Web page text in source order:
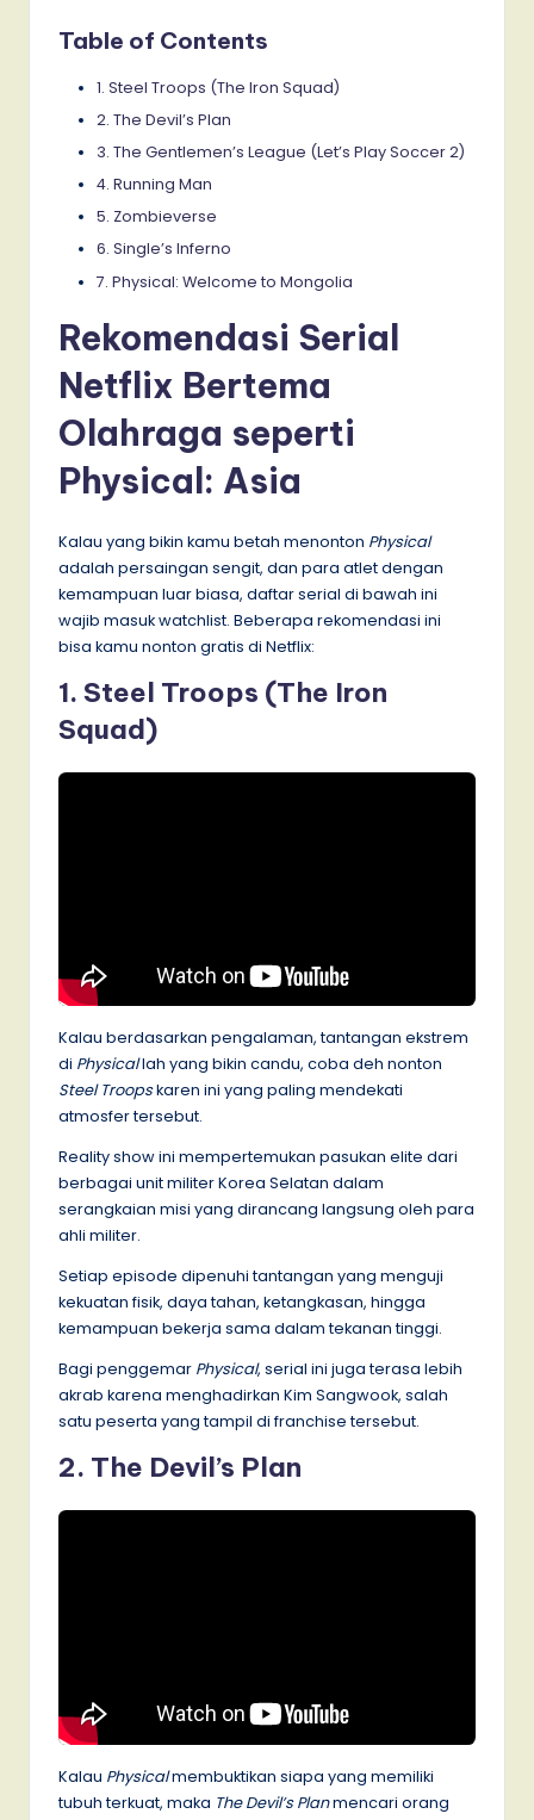
Table of Contents
1. Steel Troops (The Iron Squad)
2. The Devil’s Plan
3. The Gentlemen’s League (Let’s Play Soccer 2)
4. Running Man
5. Zombieverse
6. Single’s Inferno
7. Physical: Welcome to Mongolia
Rekomendasi Serial
Netflix Bertema
Olahraga seperti
Physical: Asia
Kalau yang bikin kamu betah menonton Physical
adalah persaingan sengit, dan para atlet dengan
kemampuan luar biasa, daftar serial di bawah ini
wajib masuk watchlist. Beberapa rekomendasi ini
bisa kamu nonton gratis di Netflix:
1. Steel Troops (The Iron
Squad)
Kalau berdasarkan pengalaman, tantangan ekstrem
di Physicallah yang bikin candu, coba deh nonton
Steel Troopskaren ini yang paling mendekati
atmosfer tersebut.
Reality show ini mempertemukan pasukan elite dari
berbagai unit militer Korea Selatan dalam
serangkaian misi yang dirancang langsung oleh para
ahli militer.
Setiap episode dipenuhi tantangan yang menguji
kekuatan fisik, daya tahan, ketangkasan, hingga
kemampuan bekerja sama dalam tekanan tinggi.
Bagi penggemar Physical, serial ini juga terasa lebih
akrab karena menghadirkan Kim Sangwook, salah
satu peserta yang tampil di franchise tersebut.
2. The Devil’s Plan
Kalau Physicalmembuktikan siapa yang memiliki
tubuh terkuat, maka The Devil’s Planmencari orang